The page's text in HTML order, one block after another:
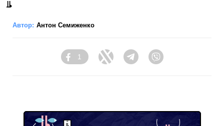
Автор: Антон Семиженко
Facebook
1
Twitter TelegramViber